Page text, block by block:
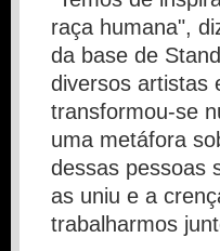
raça humana",
da base de
diversos artistas
transformou-se
uma metáfora
dessas pessoas
as uniu e a
trabalharmos